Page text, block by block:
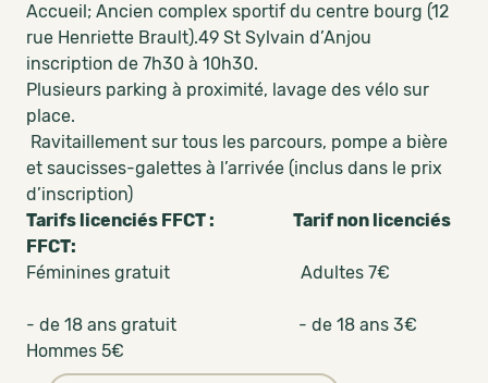
Accueil; Ancien complex sportif du centre bourg (12
rue Henriette Brault).49 St Sylvain d’Anjou
inscription de 7h30 à 10h30.
Plusieurs parking à proximité, lavage des vélo sur
place.
Ravitaillement sur tous les parcours, pompe a bière
et saucisses-galettes à l’arrivée (inclus dans le prix
d’inscription)
Tarifs licenciés FFCT : Tarif non licenciés
FFCT:
Féminines gratuit Adultes 7€
- de 18 ans gratuit - de 18 ans 3€
Hommes 5€